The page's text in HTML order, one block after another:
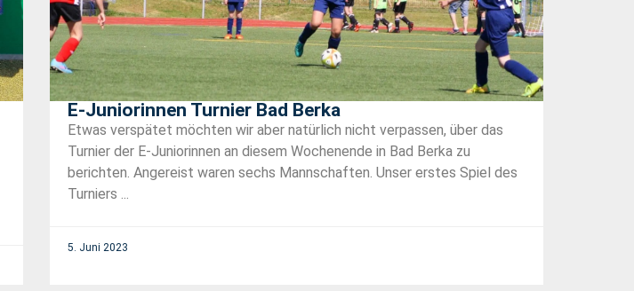
E-Juniorinnen Turnier Bad Berka
Etwas verspätet möchten wir aber natürlich nicht verpassen, über das
Turnier der E-Juniorinnen an diesem Wochenende in Bad Berka zu
berichten. Angereist waren sechs Mannschaften. Unser erstes Spiel des
Turniers ...
5. Juni 2023